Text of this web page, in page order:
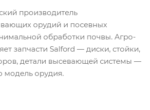
производитель
орудий и посевных
обработки почвы. Агро-
запчасти Salford — диски, стойки,
детали высевающей системы —
модель орудия.